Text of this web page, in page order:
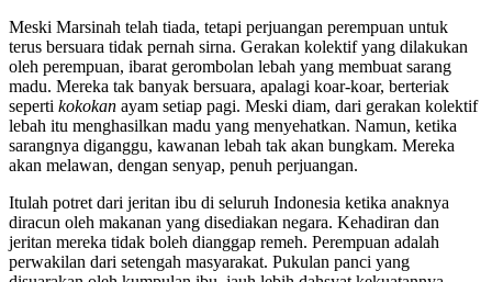
Meski Marsinah telah tiada, tetapi perjuangan perempuan untuk
terus bersuara tidak pernah sirna. Gerakan kolektif yang dilakukan
oleh perempuan, ibarat gerombolan lebah yang membuat sarang
madu. Mereka tak banyak bersuara, apalagi koar-koar, berteriak
seperti kokokan ayam setiap pagi. Meski diam, dari gerakan kolektif
lebah itu menghasilkan madu yang menyehatkan. Namun, ketika
sarangnya diganggu, kawanan lebah tak akan bungkam. Mereka
akan melawan, dengan senyap, penuh perjuangan.
Itulah potret dari jeritan ibu di seluruh Indonesia ketika anaknya
diracun oleh makanan yang disediakan negara. Kehadiran dan
jeritan mereka tidak boleh dianggap remeh. Perempuan adalah
perwakilan dari setengah masyarakat. Pukulan panci yang